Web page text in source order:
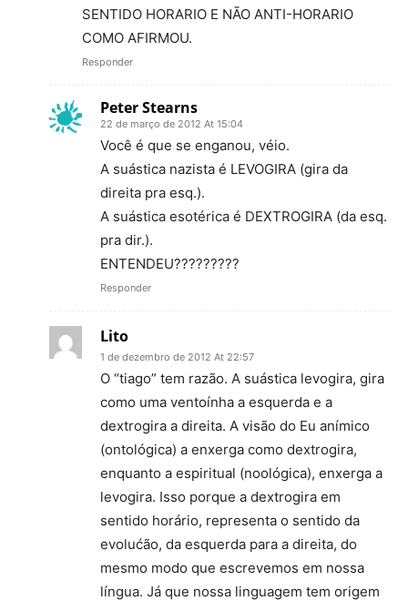
SENTIDO HORARIO E NÃO ANTI-HORARIO
COMO AFIRMOU.
Responder
Peter Stearns
22 de março de 2012 At 15:04
Você é que se enganou, véio.
A suástica nazista é LEVOGIRA (gira da
direita pra esq.).
A suástica esotérica é DEXTROGIRA (da esq.
pra dir.).
ENTENDEU?????????
Responder
Lito
1 de dezembro de 2012 At 22:57
O “tiago” tem razão. A suástica levogira, gira
como uma ventoínha a esquerda e a
dextrogira a direita. A visão do Eu anímico
(ontológica) a enxerga como dextrogira,
enquanto a espiritual (noológica), enxerga a
levogira. Isso porque a dextrogira em
sentido horário, representa o sentido da
evolućão, da esquerda para a direita, do
mesmo modo que escrevemos em nossa
língua. Já que nossa linguagem tem origem